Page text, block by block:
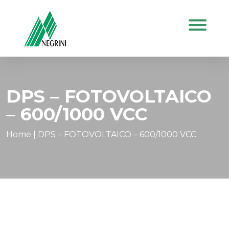
DPS – FOTOVOLTAICO
– 600/1000 VCC
Home DPS – FOTOVOLTAICO – 600/1000 VCC